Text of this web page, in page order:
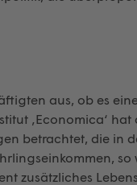
aus, ob es
‚Economica‘
betrachtet, die in
zusätzliches